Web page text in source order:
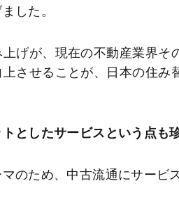
した。
げが、現在の不動産業界
させることが、日本の住み
としたサービスという点も
のため、中古流通にサービ